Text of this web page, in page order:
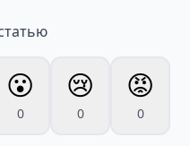
😮
0
😢
0
😡
0